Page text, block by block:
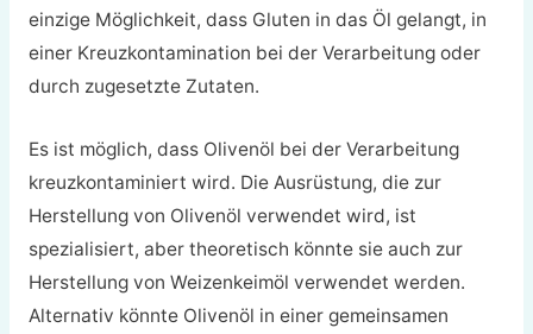
einzige Möglichkeit, dass Gluten in das Öl gelangt, in
einer Kreuzkontamination bei der Verarbeitung oder
durch zugesetzte Zutaten.
Es ist möglich, dass Olivenöl bei der Verarbeitung
kreuzkontaminiert wird. Die Ausrüstung, die zur
Herstellung von Olivenöl verwendet wird, ist
spezialisiert, aber theoretisch könnte sie auch zur
Herstellung von Weizenkeimöl verwendet werden.
Alternativ könnte Olivenöl in einer gemeinsamen